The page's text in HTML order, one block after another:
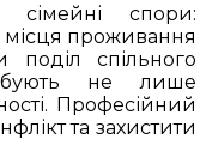
спори:
проживання
поділ спільного
не лише
Професійний
та захистити